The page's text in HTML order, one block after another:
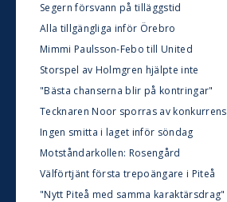
Segern försvann på tilläggstid
Alla tillgängliga inför Örebro
Mimmi Paulsson-Febo till United
Storspel av Holmgren hjälpte inte
"Bästa chanserna blir på kontringar"
Tecknaren Noor sporras av konkurrens
Ingen smitta i laget inför söndag
Motståndarkollen: Rosengård
Välförtjänt första trepoängare i Piteå
"Nytt Piteå med samma karaktärsdrag"